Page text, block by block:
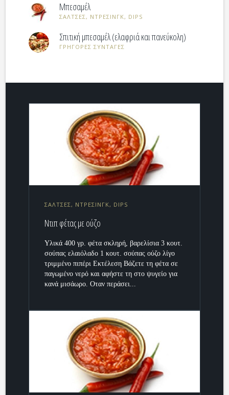
Μπεσαμέλ
ΣΑΛΤΣΕΣ, ΝΤΡΕΣΙΝΓΚ, DIPS
Σπιτική μπεσαμέλ (ελαφριά και πανεύκολη)
ΓΡΗΓΟΡΕΣ ΣΥΝΤΑΓΕΣ
ΣΑΛΤΣΕΣ, ΝΤΡΕΣΙΝΓΚ, DIPS
Ντιπ φέτας με ούζο
Υλικά 400 γρ. φέτα σκληρή, βαρελίσια 3 κουτ.
σούπας ελαιόλαδο 1 κουτ. σούπας ούζο λίγο
τριμμένο πιπέρι Εκτέλεση Βάζετε τη φέτα σε
παγωμένο νερό και αφήστε τη στο ψυγείο για
κανά μισάωρο. Οταν περάσει...